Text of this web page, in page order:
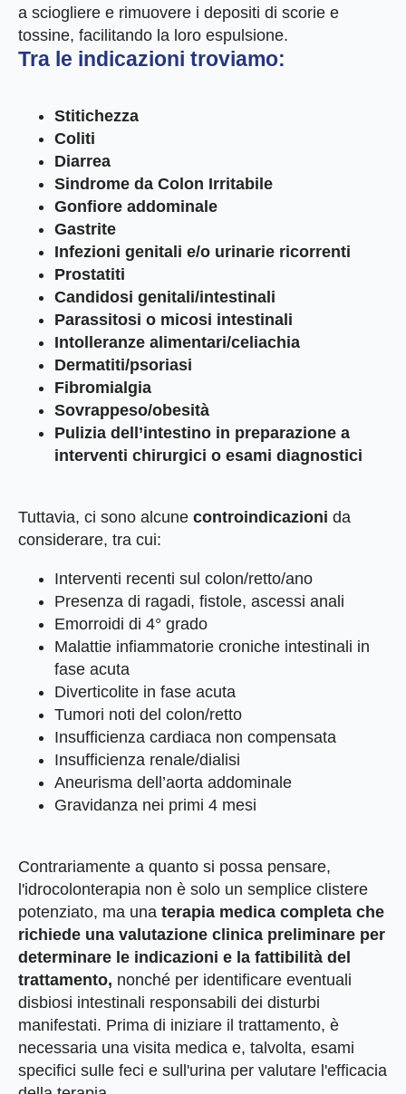
a sciogliere e rimuovere i depositi di scorie e
tossine, facilitando la loro espulsione.
Tra le indicazioni troviamo:
Stitichezza
Coliti
Diarrea
Sindrome da Colon Irritabile
Gonfiore addominale
Gastrite
Infezioni genitali e/o urinarie ricorrenti
Prostatiti
Candidosi genitali/intestinali
Parassitosi o micosi intestinali
Intolleranze alimentari/celiachia
Dermatiti/psoriasi
Fibromialgia
Sovrappeso/obesità
Pulizia dell’intestino in preparazione a
interventi chirurgici o esami diagnostici
Tuttavia, ci sono alcune controindicazioni da
considerare, tra cui:
Interventi recenti sul colon/retto/ano
Presenza di ragadi, fistole, ascessi anali
Emorroidi di 4° grado
Malattie infiammatorie croniche intestinali in
fase acuta
Diverticolite in fase acuta
Tumori noti del colon/retto
Insufficienza cardiaca non compensata
Insufficienza renale/dialisi
Aneurisma dell’aorta addominale
Gravidanza nei primi 4 mesi
Contrariamente a quanto si possa pensare,
l'idrocolonterapia non è solo un semplice clistere
potenziato, ma una terapia medica completa che
richiede una valutazione clinica preliminare per
determinare le indicazioni e la fattibilità del
trattamento, nonché per identificare eventuali
disbiosi intestinali responsabili dei disturbi
manifestati. Prima di iniziare il trattamento, è
necessaria una visita medica e, talvolta, esami
specifici sulle feci e sull'urina per valutare l'efficacia